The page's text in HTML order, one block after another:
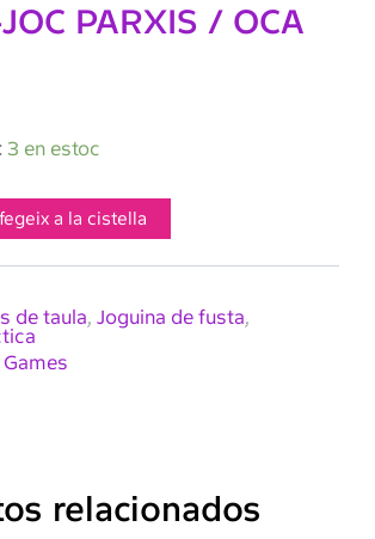
PARXIS / OCA
3 en estoc
a la cistella
de taula, Joguina de fusta,
Games
relacionados